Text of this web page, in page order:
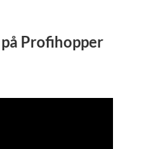
Profihopper